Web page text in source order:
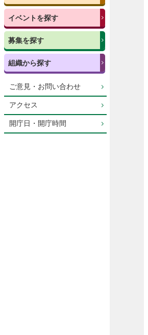
イベントを探す
募集を探す
組織から探す
ご意見・お問い合わせ
アクセス
開庁日・開庁時間